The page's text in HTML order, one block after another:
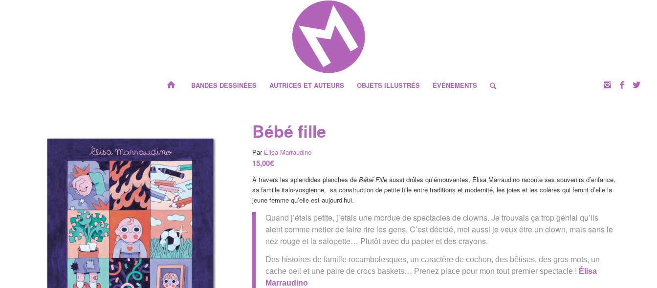
BANDES DESSINÉES AUTRICES ET AUTEURS OBJETS ILLUSTRÉS ÉVÉNEMENTS
Bébé fille
Par Élisa Marraudino
15,00€
À travers les splendides planches deBébé Fille aussi drôles qu’émouvantes, Élisa Marraudino raconte ses souvenirs d’enfance,
sa famille italo-vosgienne, sa construction de petite fille entre traditions et modernité, les joies et les colères qui feront d’elle la
jeune femme qu’elle est aujourd’hui.
Quand j’étais petite, j’étais une mordue de spectacles de clowns. Je trouvais ça trop génial qu’ils
aient comme métier de faire rire les gens. C’est décidé, moi aussi je veux être un clown, mais sans le
nez rouge et la salopette… Plutôt avec du papier et des crayons.
Des histoires de famille rocambolesques, un caractère de cochon, des bêtises, des gros mots, un
cache oeil et une paire de crocs baskets… Prenez place pour mon tout premier spectacle ! Élisa
Marraudino